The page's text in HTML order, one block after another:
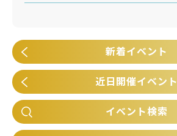
新着イベント
近日開催イベント
イベント検索